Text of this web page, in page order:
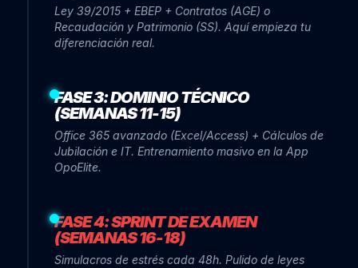
Ley 39/2015 + EBEP + Contratos (AGE) o
Recaudación y Patrimonio (SS). Aquí empieza tu
diferenciación real.
FASE 3: DOMINIO TÉCNICO
(SEMANAS 11-15)
Office 365 avanzado (Excel/Access) + Cálculos de
Jubilación e IT. Entrenamiento masivo en la App
OpoElite.
FASE 4: SPRINT DE EXAMEN
(SEMANAS 16-18)
Simulacros de estrés cada 48h. Pulido de leyes